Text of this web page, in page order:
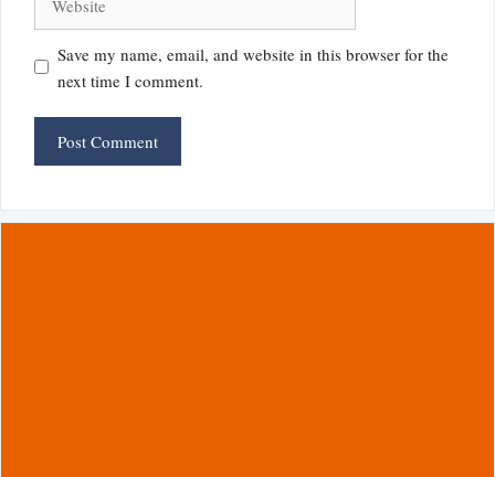
Save my name, email, and website in this browser for the
next time I comment.